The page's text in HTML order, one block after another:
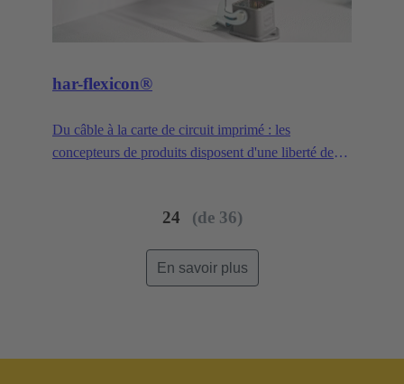
har-flexicon®
Du câble à la carte de circuit imprimé : les
concepteurs de produits disposent d'une liberté de
famille de produits har-flexicon® est miniaturisé à
marché dans le domaine du raccordements de fils
unique pouvant être installé sur le terrain. Pour
pour cartes de circuits imprimés avec des
24 (de 36)
En savoir plus